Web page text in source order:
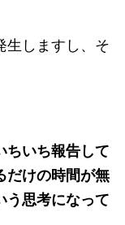
生しますし、そ
ちいち報告して
だけの時間が無
う思考になって